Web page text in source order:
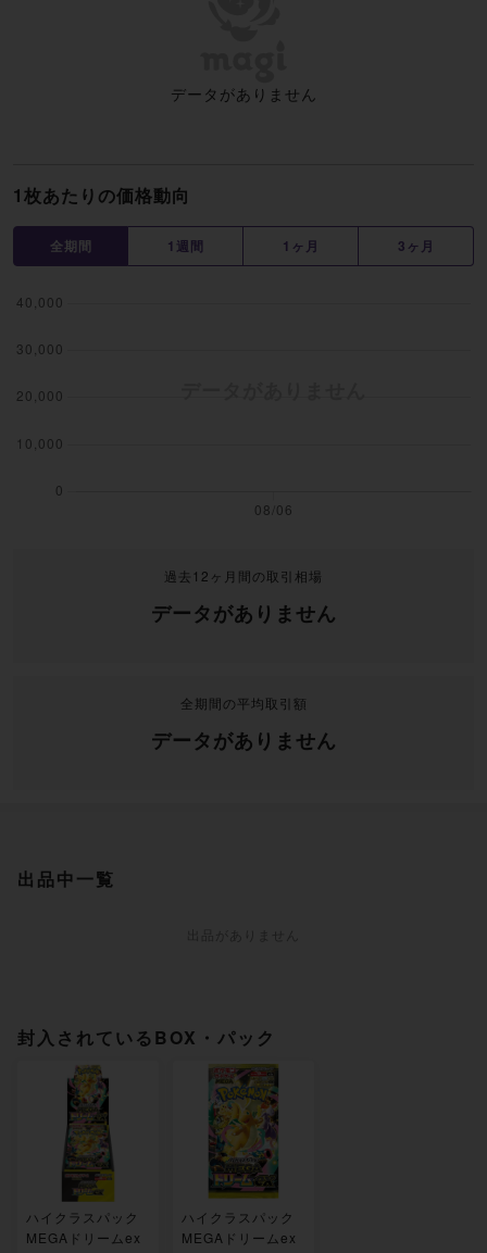
1枚あたりの価格動向
全期間 1週間 1ヶ月 3ヶ月
過去12ヶ月間の取引相場
データがありません
全期間の平均取引額
データがありません
データがありません
出品中一覧
封入されているBOX・パック
ハイクラスパック
MEGAドリームex
ハイクラスパック
MEGAドリームex